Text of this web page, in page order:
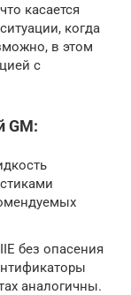
касается
когда
в этом
с
GM:
без опасения
аналогичны.